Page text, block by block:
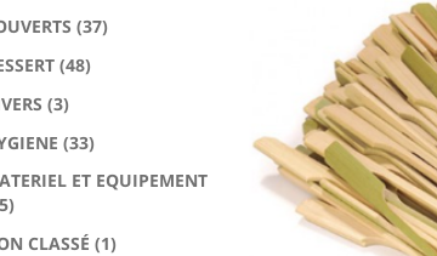
(37)
(48)
(3)
(33)
ET EQUIPEMENT
CLASSÉ (1)